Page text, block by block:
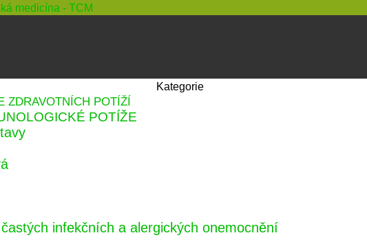
Kategorie
ZDRAVOTNÍCH POTÍŽÍ
POTÍŽE
infekčních a alergických onemocnění